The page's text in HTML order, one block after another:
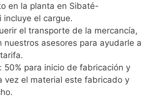
en la planta en Sibaté-
incluye el cargue.
el transporte de la mercancía,
nuestros asesores para ayudarle a
50% para inicio de fabricación y
vez el material este fabricado y